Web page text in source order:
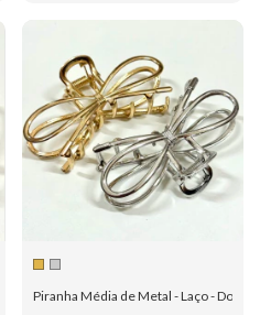
e Prata
Piranha Média de Metal - Laço -